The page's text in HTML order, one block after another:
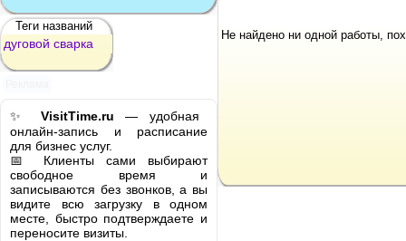
Теги названий
дуговой сварка
✨ VisitTime.ru — удобная
онлайн-запись и расписание
для бизнес услуг.
📅 Клиенты сами выбирают
свободное время и
записываются без звонков, а вы
видите всю загрузку в одном
месте, быстро подтверждаете и
переносите визиты.
Не найдено ни одной работы,